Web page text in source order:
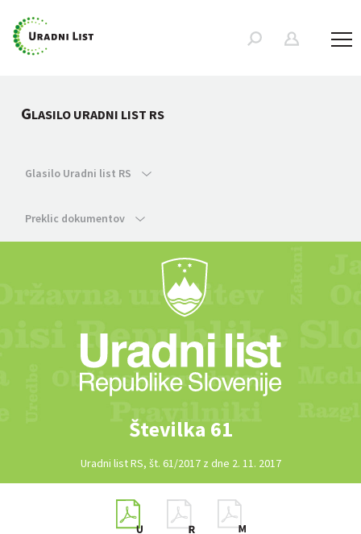
GLASILO URADNI LIST RS
Glasilo Uradni list RS
Preklic dokumentov
Številka 61
Uradni list RS, št. 61/2017 z dne 2. 11. 2017